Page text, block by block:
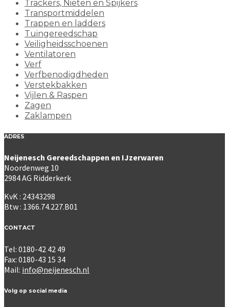
Trackers, Nieten en Spijkers
Transportmiddelen
Trappen en ladders
Tuingereedschap
Veiligheidsschoenen
Ventilatoren
Verf
Verfbenodigdheden
Verstekbakken
Vijlen & Raspen
Zagen
Zaklampen
ADRES
Neijenesch Gereedschappen en IJzerwaren
Noordenweg 10
2984 AG Ridderkerk
KvK : 24343298
Btw : 1366.74.227.B01
CONTACT
Tel: 0180-42 42 49
Fax: 0180-43 15 34
Mail: info@neijenesch.nl
Volg op social media